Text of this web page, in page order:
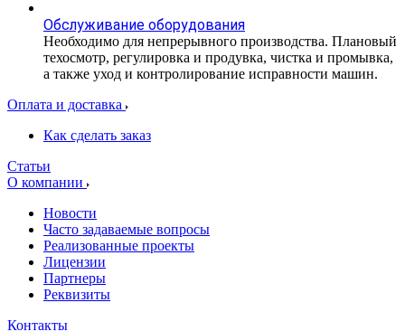
Обслуживание оборудования
Необходимо для непрерывного производства. Плановый
техосмотр, регулировка и продувка, чистка и промывка,
а также уход и контролирование исправности машин.
Оплата и доставка
Как сделать заказ
Статьи
О компании
Новости
Часто задаваемые вопросы
Реализованные проекты
Лицензии
Партнеры
Реквизиты
Контакты